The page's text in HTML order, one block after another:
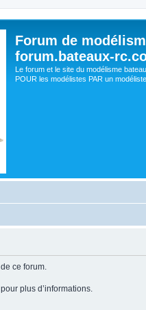
Forum de
forum.bateaux-
Le forum et le site du modélisme
POUR les modélistes PAR un
de ce forum.
pour plus d’informations.